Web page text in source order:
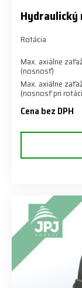
Rotácia
Max. axiálne
(nosnosť)
Max. axiálne
(nosnosť pri
Cena bez DPH